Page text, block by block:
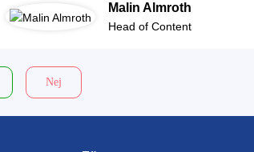
Malin Almroth
Head of Content
Nej